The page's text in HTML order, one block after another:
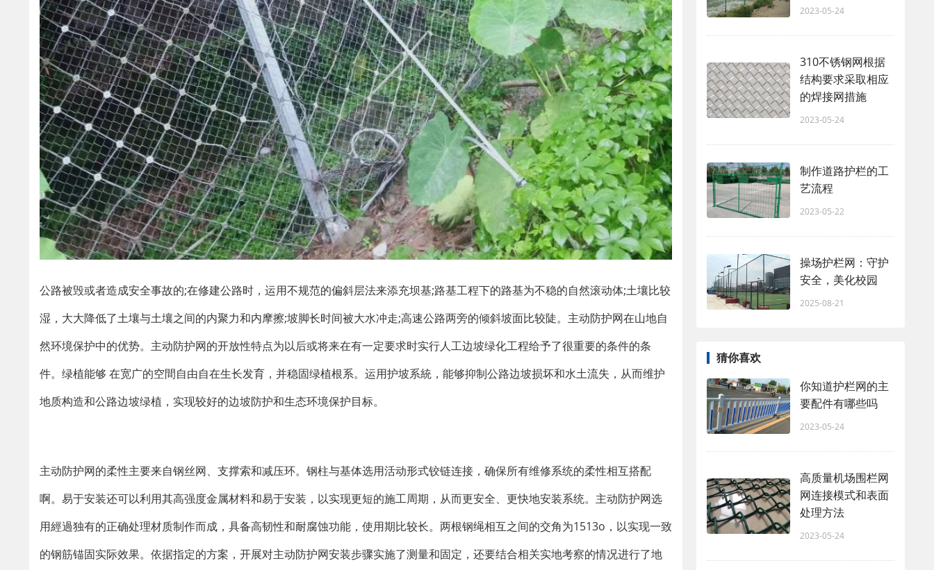
公路被毁或者造成安全事故的;在修建公路时，运用不规范的偏斜层法来添充坝基;路基工程下的路基为不稳的自然滚动体;土壤比较
湿，大大降低了土壤与土壤之间的内聚力和内摩擦;坡脚长时间被大水冲走;高速公路两旁的倾斜坡面比较陡。主动防护网在山地自
然环境保护中的优势。主动防护网的开放性特点为以后或将来在有一定要求时实行人工边坡绿化工程给予了很重要的条件的条
件。绿植能够 在宽广的空間自由自在生长发育，并稳固绿植根系。运用护坡系統，能够抑制公路边坡损坏和水土流失，从而维护
地质构造和公路边坡绿植，实现较好的边坡防护和生态环境保护目标。
主动防护网的柔性主要来自钢丝网、支撑索和减压环。钢柱与基体选用活动形式铰链连接，确保所有维修系统的柔性相互搭配
啊。易于安装还可以利用其高强度金属材料和易于安装，以实现更短的施工周期，从而更安全、更快地安装系统。主动防护网选
用經過独有的正确处理材质制作而成，具备高韧性和耐腐蚀功能，使用期比较长。两根钢绳相互之间的交角为1513o，以实现一致
的钢筋锚固实际效果。依据指定的方案，开展对主动防护网安装步骤实施了测量和固定，还要结合相关实地考察的情况进行了地
2023-05-24
310不锈钢网根据
结构要求采取相应
的焊接网措施
2023-05-24
制作道路护栏的工
艺流程
2023-05-22
操场护栏网：守护
安全，美化校园
2025-08-21
猜你喜欢
你知道护栏网的主
要配件有哪些吗
2023-05-24
高质量机场围栏网
网连接模式和表面
处理方法
2023-05-24